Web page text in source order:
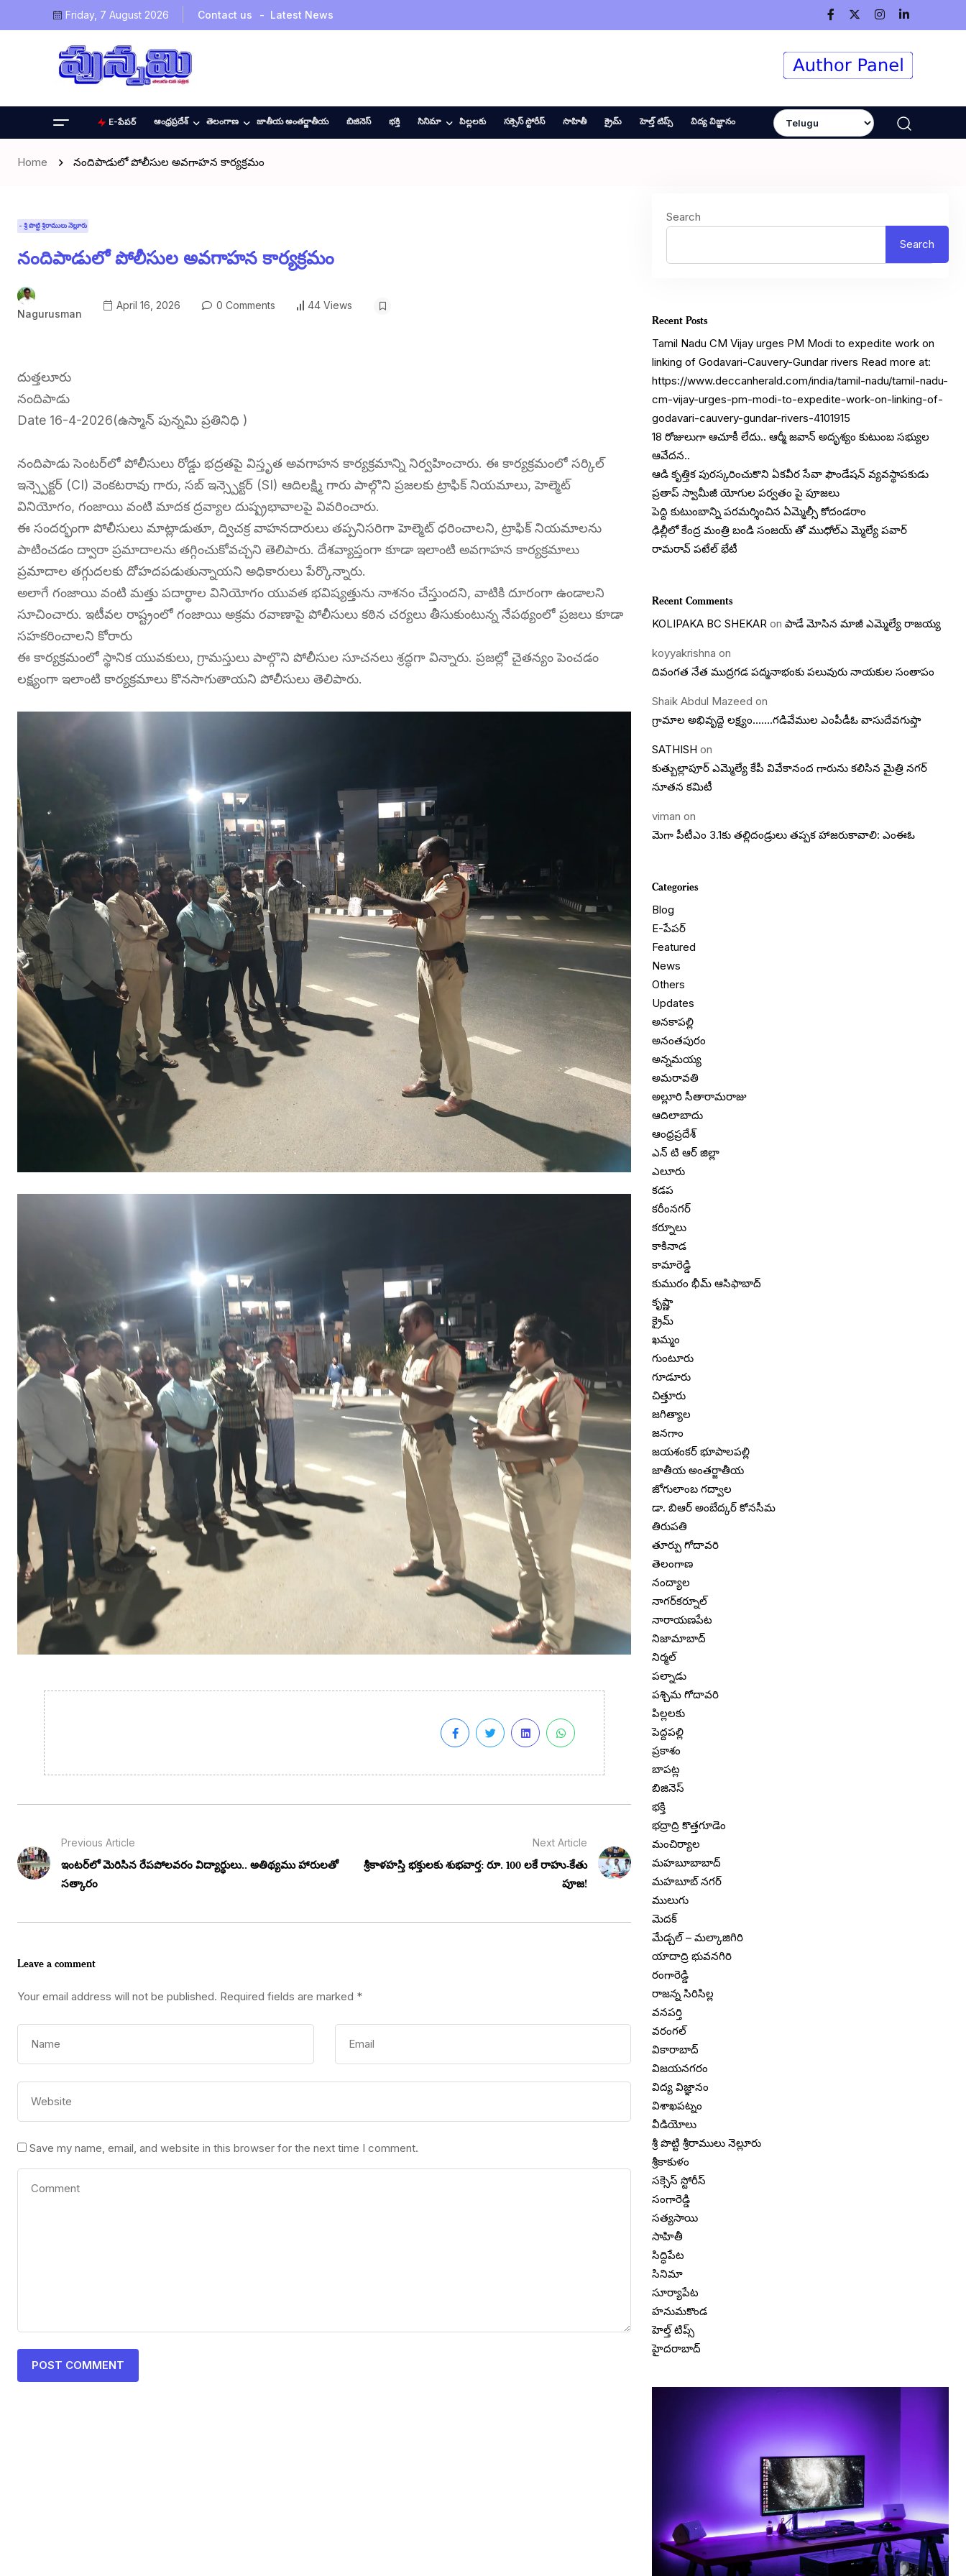
Friday, 7 August 2026 Contact us Latest News
E-పేపర్ ఆంధ్రప్రదేశ్ తెలంగాణ జాతీయ అంతర్జాతీయ బిజినెస్ భక్తి సినిమా పిల్లలకు సక్సెస్ స్టోరీస్ సాహితీ క్రైమ్ హెల్త్ టిప్స్ విద్య విజ్ఞానం
Home నందిపాడులో పోలీసుల అవగాహన కార్యక్రమం
- శ్రీ పొట్టి శ్రీరాములు నెల్లూరు
నందిపాడులో పోలీసుల అవగాహన కార్యక్రమం
Nagurusman
April 16, 2026 0 Comments 44 Views
దుత్తలూరు
నందిపాడు
Date 16-4-2026(ఉస్మాన్ పున్నమి ప్రతినిధి )
నందిపాడు సెంటర్‌లో పోలీసులు రోడ్డు భద్రతపై విస్తృత అవగాహన కార్యక్రమాన్ని నిర్వహించారు. ఈ కార్యక్రమంలో సర్కిల్
ఇన్స్పెక్టర్ (CI) వెంకటరావు గారు, సబ్ ఇన్స్పెక్టర్ (SI) ఆదిలక్ష్మి గారు పాల్గొని ప్రజలకు ట్రాఫిక్ నియమాలు, హెల్మెట్
వినియోగం, గంజాయి వంటి మాదక ద్రవ్యాల దుష్ప్రభావాలపై వివరించారు.
ఈ సందర్భంగా పోలీసులు మాట్లాడుతూ, ద్విచక్ర వాహనదారులు తప్పనిసరిగా హెల్మెట్ ధరించాలని, ట్రాఫిక్ నియమాలను
పాటించడం ద్వారా ప్రమాదాలను తగ్గించుకోవచ్చని తెలిపారు. దేశవ్యాప్తంగా కూడా ఇలాంటి అవగాహన కార్యక్రమాలు
ప్రమాదాల తగ్గుదలకు దోహదపడుతున్నాయని అధికారులు పేర్కొన్నారు.
అలాగే గంజాయి వంటి మత్తు పదార్థాల వినియోగం యువత భవిష్యత్తును నాశనం చేస్తుందని, వాటికి దూరంగా ఉండాలని
సూచించారు. ఇటీవల రాష్ట్రంలో గంజాయి అక్రమ రవాణాపై పోలీసులు కఠిన చర్యలు తీసుకుంటున్న నేపథ్యంలో ప్రజలు కూడా
సహకరించాలని కోరారు
ఈ కార్యక్రమంలో స్థానిక యువకులు, గ్రామస్తులు పాల్గొని పోలీసుల సూచనలు శ్రద్ధగా విన్నారు. ప్రజల్లో చైతన్యం పెంచడం
లక్ష్యంగా ఇలాంటి కార్యక్రమాలు కొనసాగుతాయని పోలీసులు తెలిపారు.
Previous Article
ఇంటర్‌లో మెరిసిన రేపపోలవరం విద్యార్థులు.. అతిథ్యము హారులతో
సత్కారం
Next Article
శ్రీకాళహస్తి భక్తులకు శుభవార్త: రూ. 100 లకే రాహు-కేతు
పూజ!
Leave a comment
Your email address will not be published. Required fields are marked *
Save my name, email, and website in this browser for the next time I comment.
Search
Search
Recent Posts
Tamil Nadu CM Vijay urges PM Modi to expedite work on
linking of Godavari-Cauvery-Gundar rivers Read more at:
https://www.deccanherald.com/india/tamil-nadu/tamil-nadu-
cm-vijay-urges-pm-modi-to-expedite-work-on-linking-of-
godavari-cauvery-gundar-rivers-4101915
18 రోజులుగా ఆచూకీ లేదు.. ఆర్మీ జవాన్ అదృశ్యం కుటుంబ సభ్యుల
ఆవేదన..
ఆడి కృత్తిక పురస్కరించుకొని ఏకవీర సేవా ఫౌండేషన్ వ్యవస్థాపకుడు
ప్రతాప్ స్వామీజీ యోగుల పర్వతం పై పూజలు
పెద్ది కుటుంబాన్ని పరమర్శించిన ఏమ్మెల్సీ కోదండరాం
ఢిల్లీలో కేంద్ర మంత్రి బండి సంజయ్ తో ముధోల్ఎ మ్మెల్యే పవార్
రామరావ్ పటేల్ భేటీ
Recent Comments
KOLIPAKA BC SHEKAR onపాడే మోసిన మాజీ ఎమ్మెల్యే రాజయ్య
koyyakrishna on
దివంగత నేత ముద్రగడ పద్మనాభంకు పలువురు నాయకుల సంతాపం
Shaik Abdul Mazeed on
గ్రామాల అభివృద్దె లక్ష్యం…….గడివేముల ఎంపీడీఓ వాసుదేవగుప్తా
SATHISH on
కుత్బుల్లాపూర్ ఎమ్మెల్యే కేపీ వివేకానంద గారును కలిసిన మైత్రి నగర్
నూతన కమిటీ
viman on
మెగా పీటీఎం 3.1కు తల్లిదండ్రులు తప్పక హాజరుకావాలి: ఎంఈఓ
Categories
Blog
E-పేపర్
Featured
News
Others
Updates
అనకాపల్లి
అనంతపురం
అన్నమయ్య
అమరావతి
అల్లూరి సీతారామరాజు
ఆదిలాబాదు
ఆంధ్రప్రదేశ్
ఎన్ టి ఆర్ జిల్లా
ఎలూరు
కడప
కరీంనగర్
కర్నూలు
కాకినాడ
కామారెడ్డి
కుమురం భీమ్ ఆసిఫాబాద్
కృష్ణా
క్రైమ్
ఖమ్మం
గుంటూరు
గూడూరు
చిత్తూరు
జగిత్యాల
జనగాం
జయశంకర్ భూపాలపల్లి
జాతీయ అంతర్జాతీయ
జోగులాంబ గద్వాల
డా. బిఆర్ అంబేద్కర్ కోనసీమ
తిరుపతి
తూర్పు గోదావరి
తెలంగాణ
నంద్యాల
నాగర్‌కర్నూల్
నారాయణపేట
నిజామాబాద్
నిర్మల్
పల్నాడు
పశ్చిమ గోదావరి
పిల్లలకు
పెద్దపల్లి
ప్రకాశం
బాపట్ల
బిజినెస్
భక్తి
భద్రాద్రి కొత్తగూడెం
మంచిర్యాల
మహబూబాబాద్
మహబూబ్ నగర్
ములుగు
మెదక్
మేడ్చల్ – మల్కాజిగిరి
యాదాద్రి భువనగిరి
రంగారెడ్డి
రాజన్న సిరిసిల్ల
వనపర్తి
వరంగల్
వికారాబాద్
విజయనగరం
విద్య విజ్ఞానం
విశాఖపట్నం
వీడియోలు
శ్రీ పొట్టి శ్రీరాములు నెల్లూరు
శ్రీకాకుళం
సక్సెస్ స్టోరీస్
సంగారెడ్డి
సత్యసాయి
సాహితీ
సిద్ధిపేట
సినిమా
సూర్యాపేట
హనుమకొండ
హెల్త్ టిప్స్
హైదరాబాద్